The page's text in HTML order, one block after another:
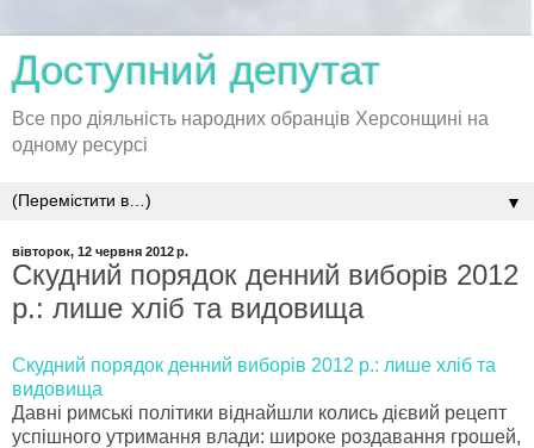
Доступний депутат
Все про діяльність народних обранців Херсонщині на
одному ресурсі
▼
вівторок, 12 червня 2012 р.
Скудний порядок денний виборів 2012
р.: лише хліб та видовища
Скудний порядок денний виборів 2012 р.: лише хліб та
видовища
Давні римські політики віднайшли колись дієвий рецепт
успішного утримання влади: широке роздавання грошей,